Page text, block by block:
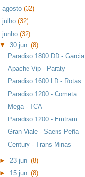
agosto (32)
julho (32)
junho (32)
▼30 jun.(8)
Paradiso 1800 DD - Garcia
Apache Vip - Paraty
Paradiso 1600 LD - Rotas
Paradiso 1200 - Cometa
Mega - TCA
Paradiso 1200 - Emtram
Gran Viale - Saens Peña
Century - Trans Minas
► 23 jun.(8)
► 15 jun.(8)